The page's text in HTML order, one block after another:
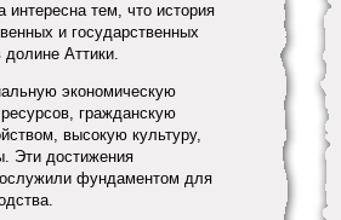
тем, что история
и государственных
долине Аттики.
экономическую
гражданскую
высокую культуру,
Эти достижения
фундаментом для